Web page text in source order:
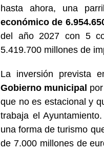
hasta ahora, una
económico de
del año 2027 con 5
5.419.700 millones de
La inversión prevista
Gobierno municipal
que no es estacional y
trabaja el
una forma de turismo
de 7.000 millones de